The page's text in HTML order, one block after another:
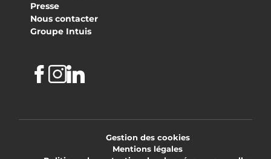
Presse
Nous contacter
Groupe Intuis
Facebook
Instagram
Linkedin
Gestion des cookies
Mentions légales